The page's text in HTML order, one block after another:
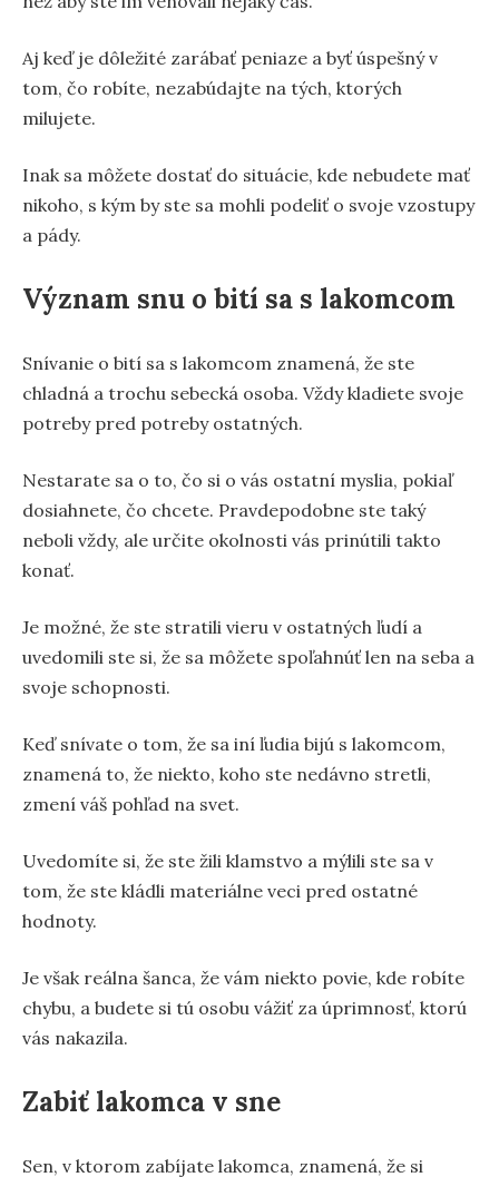
Aj keď je dôležité zarábať peniaze a byť úspešný v
tom, čo robíte, nezabúdajte na tých, ktorých
milujete.
Inak sa môžete dostať do situácie, kde nebudete mať
nikoho, s kým by ste sa mohli podeliť o svoje vzostupy
a pády.
Význam snu o bití sa s lakomcom
Snívanie o bití sa s lakomcom znamená, že ste
chladná a trochu sebecká osoba. Vždy kladiete svoje
potreby pred potreby ostatných.
Nestarate sa o to, čo si o vás ostatní myslia, pokiaľ
dosiahnete, čo chcete. Pravdepodobne ste taký
neboli vždy, ale určite okolnosti vás prinútili takto
konať.
Je možné, že ste stratili vieru v ostatných ľudí a
uvedomili ste si, že sa môžete spoľahnúť len na seba a
svoje schopnosti.
Keď snívate o tom, že sa iní ľudia bijú s lakomcom,
znamená to, že niekto, koho ste nedávno stretli,
zmení váš pohľad na svet.
Uvedomíte si, že ste žili klamstvo a mýlili ste sa v
tom, že ste kládli materiálne veci pred ostatné
hodnoty.
Je však reálna šanca, že vám niekto povie, kde robíte
chybu, a budete si tú osobu vážiť za úprimnosť, ktorú
vás nakazila.
Zabiť lakomca v sne
Sen, v ktorom zabíjate lakomca, znamená, že si